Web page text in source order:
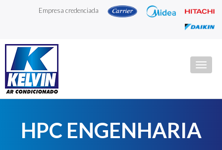
Empresa credenciada
HPC ENGENHARIA